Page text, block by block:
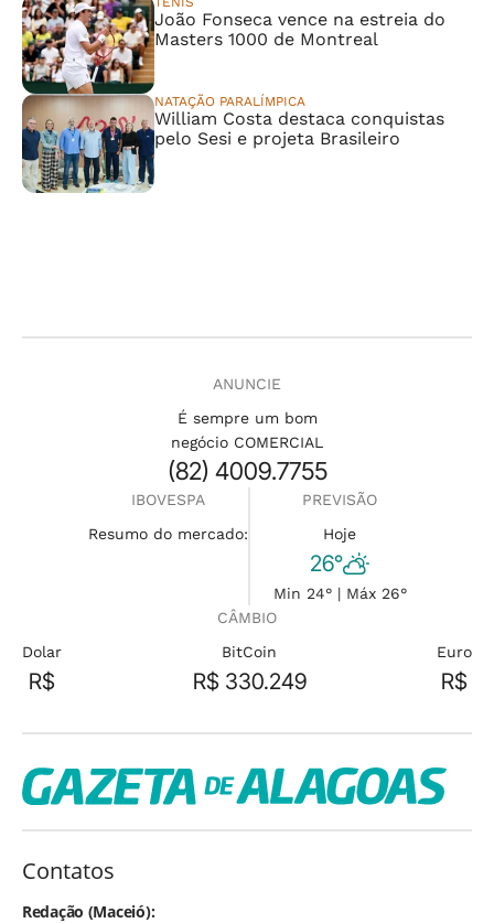
João Fonseca vence na estreia do
Masters 1000 de Montreal
NATAÇÃO PARALÍMPICA
William Costa destaca conquistas
pelo Sesi e projeta Brasileiro
ANUNCIE
É sempre um bom
negócio COMERCIAL
(82) 4009.7755
IBOVESPA
Resumo do mercado:
PREVISÃO
Hoje
26°
Min 24° | Máx 26°
CÂMBIO
Dolar
R$
BitCoin
R$ 330.249
Euro
R$
Contatos
Redação (Maceió):